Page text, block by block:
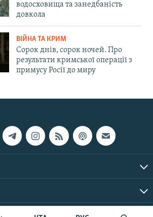
водосховища та занедбаність
довкола
ВІЙНА ТА КРИМ
Сорок днів, сорок ночей. Про
результати кримської операції з
примусу Росії до миру